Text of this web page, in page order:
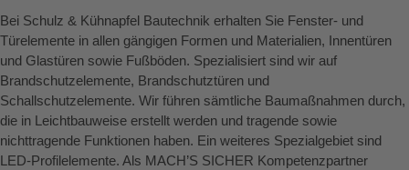
Bei Schulz & Kühnapfel Bautechnik erhalten Sie Fenster- und
Türelemente in allen gängigen Formen und Materialien, Innentüren
und Glastüren sowie Fußböden. Spezialisiert sind wir auf
Brandschutzelemente, Brandschutztüren und
Schallschutzelemente. Wir führen sämtliche Baumaßnahmen durch,
die in Leichtbauweise erstellt werden und tragende sowie
nichttragende Funktionen haben. Ein weiteres Spezialgebiet sind
LED-Profilelemente. Als MACH’S SICHER Kompetenzpartner